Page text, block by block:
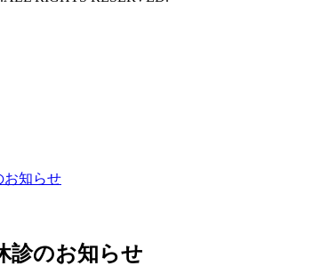
お知らせ
診のお知らせ